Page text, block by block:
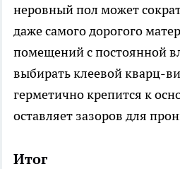
неровный пол может
даже самого дорогого
помещений с постоянной
выбирать клеевой кварц-
герметично крепится к
оставляет зазоров для
Итог